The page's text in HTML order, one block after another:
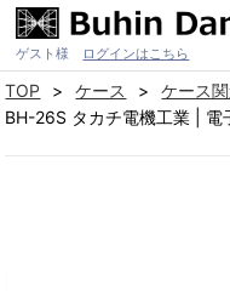
ゲスト様 ログインはこちら
TOP ケース
ケース
BH-26S タカチ電機工業 | 電